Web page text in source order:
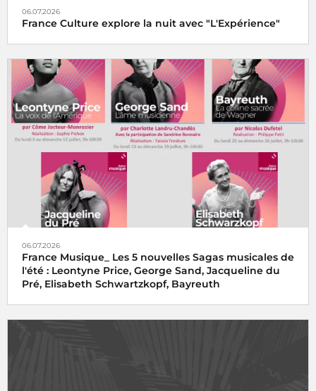
06.07.2026
France Culture explore la nuit avec "L'Expérience"
06.07.2026
France Musique_ Les 5 nouvelles Sagas musicales de
l'été : Leontyne Price, George Sand, Jacqueline du
Pré, Elisabeth Schwartzkopf, Bayreuth